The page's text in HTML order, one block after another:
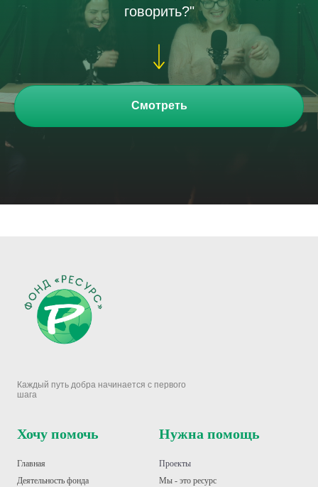
говорить?"
Смотреть
Каждый путь добра начинается с первого
шага
Хочу помочь
Главная
Деятельность фонда
Нужна помощь
Проекты
Мы - это ресурс